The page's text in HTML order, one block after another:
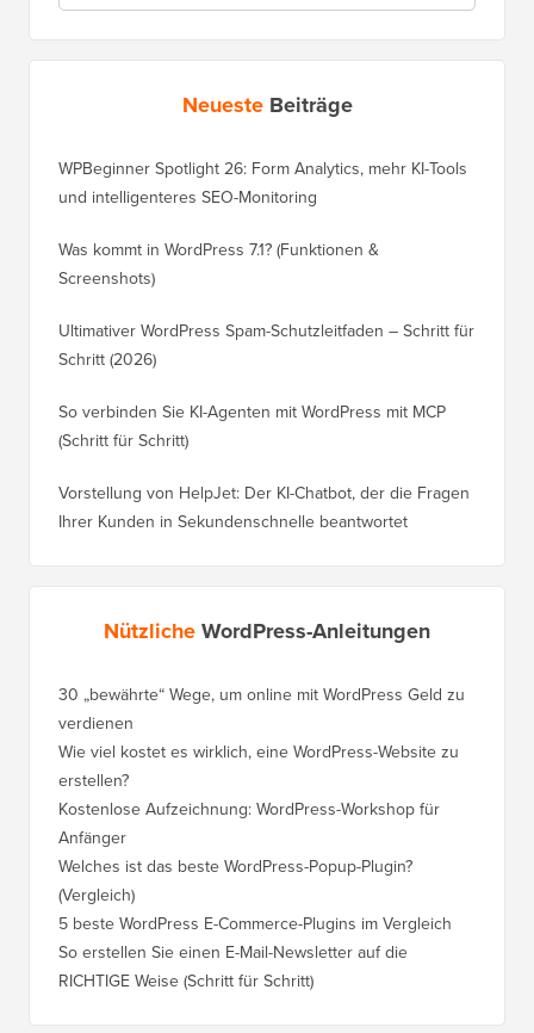
Neueste Beiträge
WPBeginner Spotlight 26: Form Analytics, mehr KI-Tools
und intelligenteres SEO-Monitoring
Was kommt in WordPress 7.1? (Funktionen &
Screenshots)
Ultimativer WordPress Spam-Schutzleitfaden – Schritt für
Schritt (2026)
So verbinden Sie KI-Agenten mit WordPress mit MCP
(Schritt für Schritt)
Vorstellung von HelpJet: Der KI-Chatbot, der die Fragen
Ihrer Kunden in Sekundenschnelle beantwortet
NützlicheWordPress-Anleitungen
30 „bewährte“ Wege, um online mit WordPress Geld zu
verdienen
Wie viel kostet es wirklich, eine WordPress-Website zu
erstellen?
Kostenlose Aufzeichnung: WordPress-Workshop für
Anfänger
Welches ist das beste WordPress-Popup-Plugin?
(Vergleich)
5 beste WordPress E-Commerce-Plugins im Vergleich So